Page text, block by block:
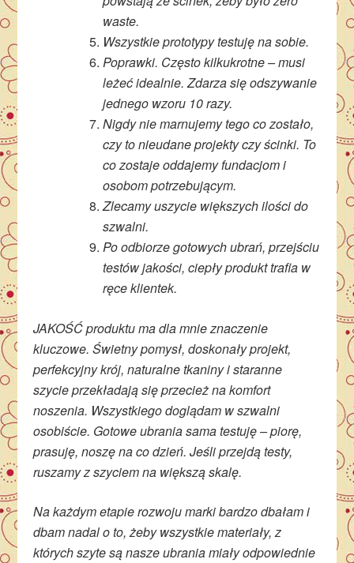
waste.
Wszystkie prototypy testuję na sobie.
Poprawki. Często kilkukrotne – musi
leżeć idealnie. Zdarza się odszywanie
jednego wzoru 10 razy.
Nigdy nie marnujemy tego co zostało,
czy to nieudane projekty czy ścinki. To
co zostaje oddajemy fundacjom i
osobom potrzebującym.
Zlecamy uszycie większych ilości do
szwalni.
Po odbiorze gotowych ubrań, przejściu
testów jakości, ciepły produkt trafia w
ręce klientek.
JAKOŚĆ produktu ma dla mnie znaczenie
kluczowe. Świetny pomysł, doskonały projekt,
perfekcyjny krój, naturalne tkaniny i staranne
szycie przekładają się przecież na komfort
noszenia. Wszystkiego doglądam w szwalni
osobiście. Gotowe ubrania sama testuję – piorę,
prasuję, noszę na co dzień. Jeśli przejdą testy,
ruszamy z szyciem na większą skalę.
Na każdym etapie rozwoju marki bardzo dbałam i
dbam nadal o to, żeby wszystkie materiały, z
których szyte są nasze ubrania miały odpowiednie